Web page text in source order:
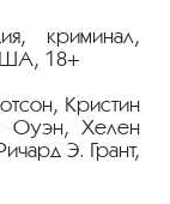
криминал,
18+
Кристин
Оуэн, Хелен
Э. Грант,